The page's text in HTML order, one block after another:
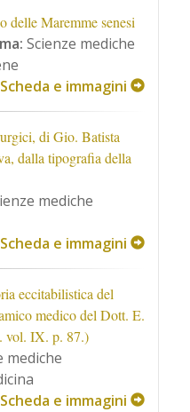
delle Maremme senesi
Scienze mediche
Scheda e immagini
di Gio. Batista
dalla tipografia della
mediche
Scheda e immagini
eccitabilistica del
medico del Dott. E.
vol. IX. p. 87.)
mediche
Scheda e immagini